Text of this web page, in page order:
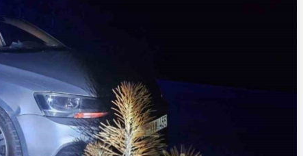
BİR AÇIK
HAZİNESİ
Yakalandı